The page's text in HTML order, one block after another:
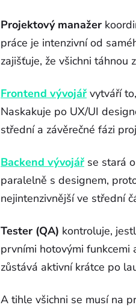
Projektový manažer
práce je intenzivní od
zajišťuje, že všichni táhnou
Frontend vývojář vytváří
Naskakuje po UX/UI
střední a závěrečné fázi
Backend vývojář se stará
paralelně s designem,
nejintenzivnější ve střední
Tester (QA) kontroluje,
prvními hotovými funkcemi
zůstává aktivní krátce po
A tihle všichni se musí na